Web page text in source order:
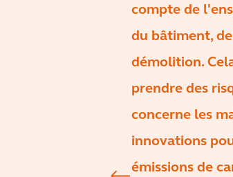
compte de
du bâtiment,
démolition.
prendre des
concerne les
innovations
émissions de